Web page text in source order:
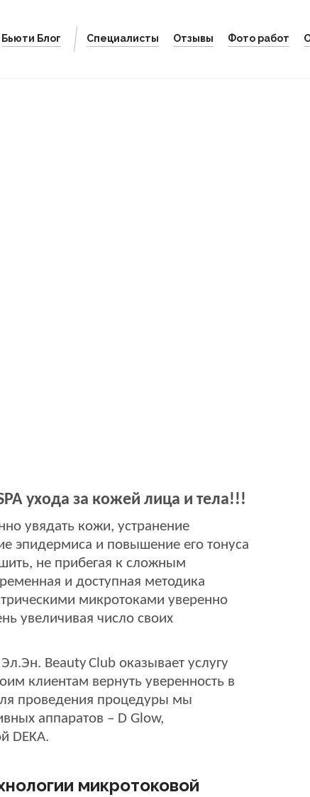
Бьюти Блог Специалисты Отзывы Фото работ
ухода за кожей лица и тела!!!
увядать кожи, устранение
эпидермиса и повышение его тонуса
не прибегая к сложным
и доступная методика
микротоками уверенно
увеличивая число своих
BeautyClub оказывает услугу
клиентам вернуть уверенность в
проведения процедуры мы
аппаратов – D Glow,
DEKA.
микротоковой